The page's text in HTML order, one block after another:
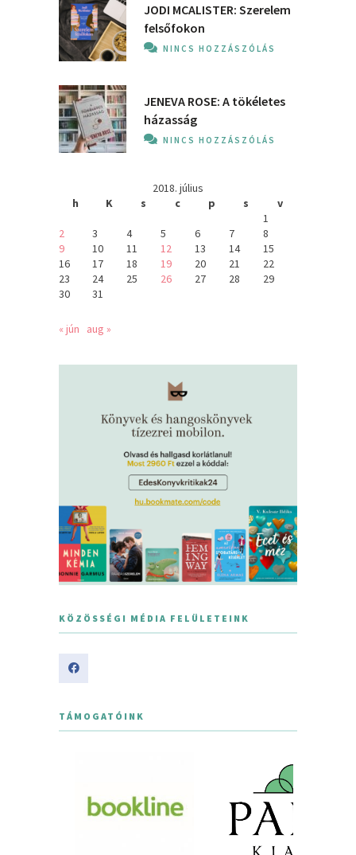
JODI MCALISTER: Szerelem
felsőfokon
NINCS HOZZÁSZÓLÁS
JENEVA ROSE: A ​tökéletes
házasság
NINCS HOZZÁSZÓLÁS
2018. július
h
K s c p s
v
1
2
3 4 5 6 7
8
9
10 11 12 13 14
15
16
17 18 19 20 21
22
23
24 25 26 27 28
29
30
31
« jún aug »
KÖZÖSSÉGI MÉDIA FELÜLETEINK
TÁMOGATÓINK